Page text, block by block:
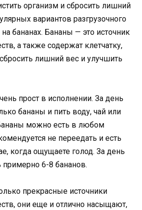
организм и сбросить лишний
вариантов разгрузочного
бананах. Бананы — это источник
а также содержат клетчатку,
лишний вес и улучшить
прост в исполнении. За день
бананы и пить воду, чай или
можно есть в любом
не переедать и есть
когда ощущаете голод. За день
6-8 бананов.
прекрасные источники
они еще и отлично насыщают,